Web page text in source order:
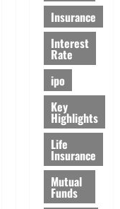
Insurance
Interest
Rate
ipo
Key
Highlights
Life
Insurance
Mutual
Funds